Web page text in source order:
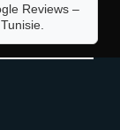
Reviews –